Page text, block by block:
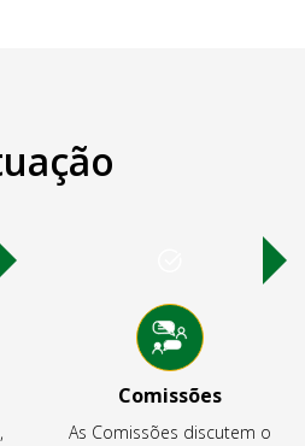
Comissões
As Comissões discutem o